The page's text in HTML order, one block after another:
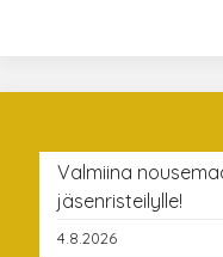
Valmiina
jäsenristeilylle!
4.8.2026